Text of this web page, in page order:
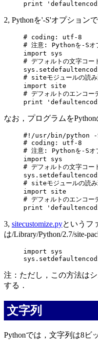
2, Pythonを'-S'オプション
# coding: utf-8
# 注意: Pythonを-Sオプ
import sys
# デフォルトの文字コー
# siteモジュールの読み
import site
# デフォルトのエンコー
なお，プログラムを
#!/usr/bin/python -
# coding: utf-8
# 注意: Pythonを-Sオプ
import sys
# デフォルトの文字コー
# siteモジュールの読み
import site
# デフォルトのエンコー
3, sitecustomize.pyというフ
は/Library/Python/2.7/site-
import sys
注：ただし，この方法は
する．
文字列
Pythonでは，文字列は8ビ